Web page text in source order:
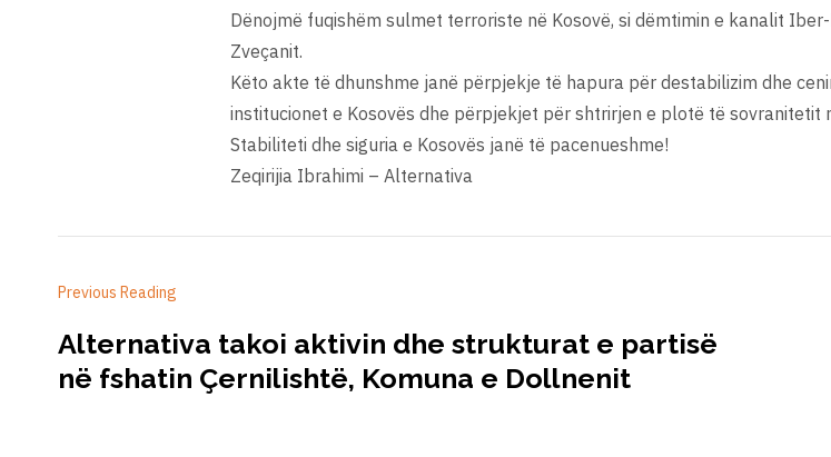
Dënojmë fuqishëm sulmet terroriste në Kosovë, si dëmtimin e kanalit
Zveçanit.
Këto akte të dhunshme janë përpjekje të hapura për destabilizim dhe
institucionet e Kosovës dhe përpjekjet për shtrirjen e plotë të sovranitetit
Stabiliteti dhe siguria e Kosovës janë të pacenueshme!
Zeqirijia Ibrahimi – Alternativa
Previous Reading
Alternativa takoi aktivin dhe strukturat e partisë
në fshatin Çernilishtë, Komuna e Dollnenit